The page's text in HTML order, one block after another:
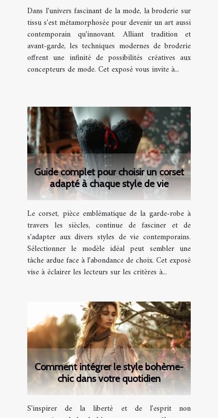
Dans l'univers fascinant de la mode, la broderie sur
tissu s'est métamorphosée pour devenir un art aussi
contemporain qu'innovant. Alliant tradition et
avant-garde, les techniques modernes de broderie
offrent une infinité de possibilités créatives aux
concepteurs de mode. Cet exposé vous invite à...
Guide complet pour choisir un corset
adapté à chaque style de vie
Le corset, pièce emblématique de la garde-robe à
travers les siècles, continue de fasciner et de
s'adapter aux divers styles de vie contemporains.
Sélectionner le modèle idéal peut sembler une
tâche ardue face à l'abondance de choix. Cet exposé
vise à éclairer les lecteurs sur les critères à...
Comment intégrer le style bohème-
chic dans votre quotidien
S'inspirer de la liberté et de l'esprit non